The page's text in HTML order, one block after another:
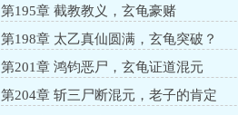
第195章 截教教义，玄龟豪赌
第198章 太乙真仙圆满，玄龟突破？
第201章 鸿钧恶尸，玄龟证道混元
第204章 斩三尸断混元，老子的肯定